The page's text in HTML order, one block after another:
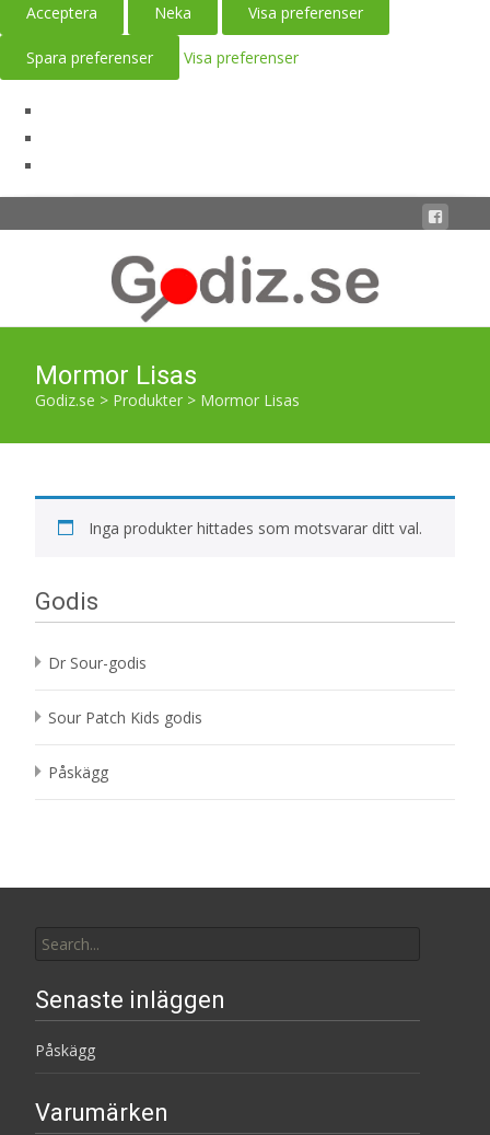
Acceptera Neka Visa preferenser
Spara preferenser Visa preferenser
Mormor Lisas
Godiz.se > Produkter > Mormor Lisas
Inga produkter hittades som motsvarar ditt val.
Godis
Dr Sour-godis
Sour Patch Kids godis
Påskägg
for:
Senaste inläggen
Påskägg
Varumärken